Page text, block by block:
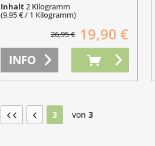
Inhalt2 Kilogramm
(9,95 € / 1 Kilogramm)
26,95 € 19,90 €
INFO
3 von 3